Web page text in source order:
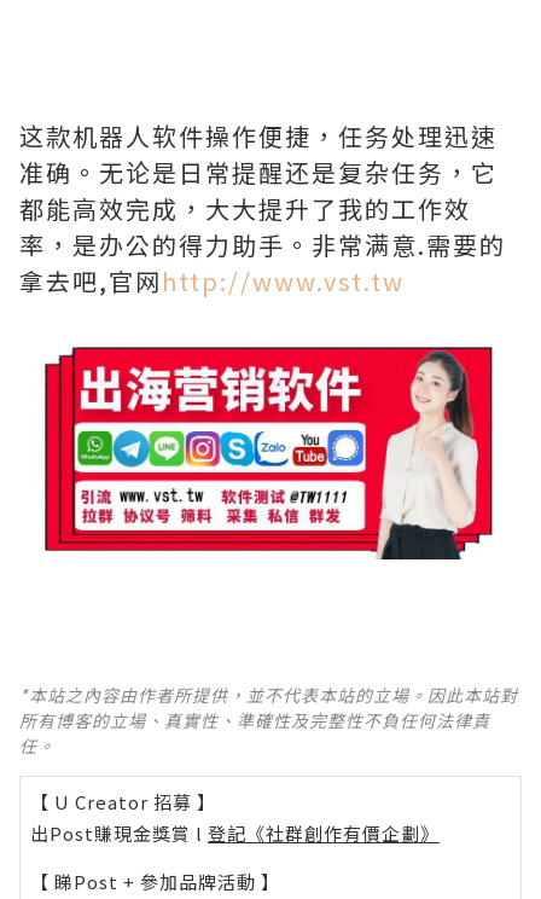
这款机器人软件操作便捷，任务处理迅速
准确。无论是日常提醒还是复杂任务，它
都能高效完成，大大提升了我的工作效
率，是办公的得力助手。非常满意.需要的
拿去吧,官网http://www.vst.tw
*本站之內容由作者所提供，並不代表本站的立場。因此本站對
所有博客的立場、真實性、準確性及完整性不負任何法律責
任。
【 U Creator 招募 】
出Post賺現金獎賞 l 登記《社群創作有價企劃》
【 睇Post + 參加品牌活動 】